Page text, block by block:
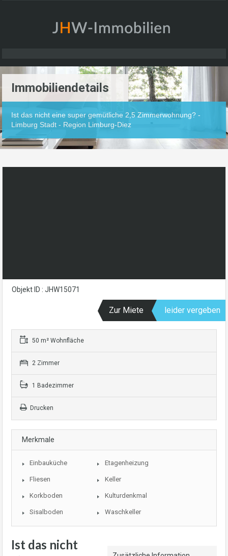
Immobiliendetails
Ist das nicht eine super gemütliche 2,5 Zimmerwohnung? -
Limburg Stadt - Region Limburg-Diez
Objekt ID : JHW15071
Zur Miete leider vergeben
50 m² Wohnfläche
2 Zimmer
1 Badezimmer
Drucken
Merkmale
Einbauküche Etagenheizung
Fliesen Keller
Korkboden Kulturdenkmal
Sisalboden Waschkeller
Ist das nicht